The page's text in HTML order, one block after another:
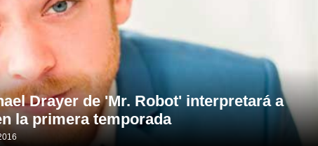
Drayer de 'Mr. Robot' interpretará a
la primera temporada